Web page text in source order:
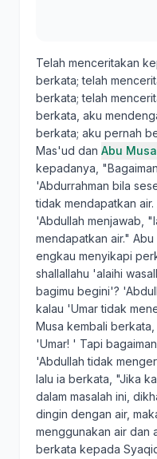
Telah menceritakan
berkata; telah
berkata; telah
berkata, aku
berkata; aku pernah
Mas'ud dan Abu Musa
kepadanya,
'Abdurrahman bila
tidak mendapatkan
'Abdullah menjawab,
mendapatkan air."
engkau menyikapi
shallallahu 'alaihi
bagimu begini'?
kalau 'Umar tidak
Musa kembali
'Umar! ' Tapi
'Abdullah tidak
lalu ia berkata, "Jika
dalam masalah ini,
dingin dengan air,
menggunakan air dan
berkata kepada